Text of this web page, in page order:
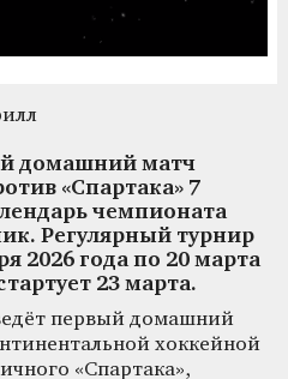
домашний матч
«Спартака» 7
чемпионата
Регулярный турнир
2026 года по 20 марта
23 марта.
первый домашний
хоккейной
«Спартака»,